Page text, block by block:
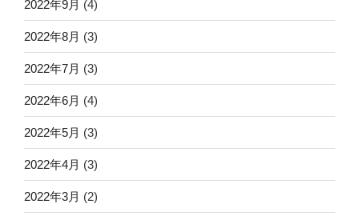
2022年9月 (4)
2022年8月 (3)
2022年7月 (3)
2022年6月 (4)
2022年5月 (3)
2022年4月 (3)
2022年3月 (2)